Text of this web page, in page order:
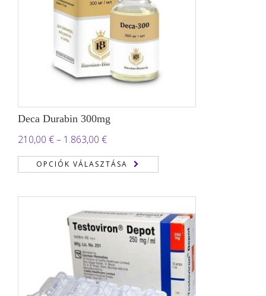
Deca Durabin 300mg
210,00 €– 1.863,00 €Ártartomány:
210,00 €
-
OPCIÓK VÁLASZTÁSA